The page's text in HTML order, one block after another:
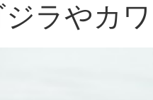
ラやカ